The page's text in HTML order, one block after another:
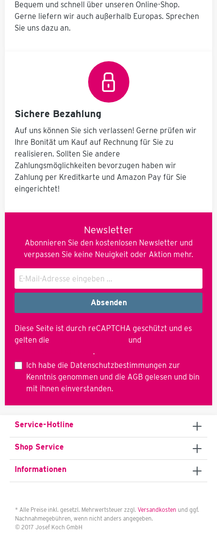
Bequem und schnell über unseren Online-Shop.
Gerne liefern wir auch außerhalb Europas. Sprechen
Sie uns dazu an.
Sichere Bezahlung
Auf uns können Sie sich verlassen! Gerne prüfen wir
Ihre Bonität um Kauf auf Rechnung für Sie zu
realisieren. Sollten Sie andere
Zahlungsmöglichkeiten bevorzugen haben wir
Zahlung per Kreditkarte und Amazon Pay für Sie
eingerichtet!
Newsletter
Abonnieren Sie den kostenlosen Newsletter und
verpassen Sie keine Neuigkeit oder Aktion mehr.
Absenden
Diese Seite ist durch reCAPTCHA geschützt und es
gelten die
und
.
Ich habe die Datenschutzbestimmungen zur
Kenntnis genommen und die AGB gelesen und bin
mit ihnen einverstanden.
Service-Hotline
Shop Service
Informationen
* Alle Preise inkl. gesetzl. Mehrwertsteuer zzgl. Versandkosten und ggf.
Nachnahmegebühren, wenn nicht anders angegeben.
© 2017 Josef Koch GmbH